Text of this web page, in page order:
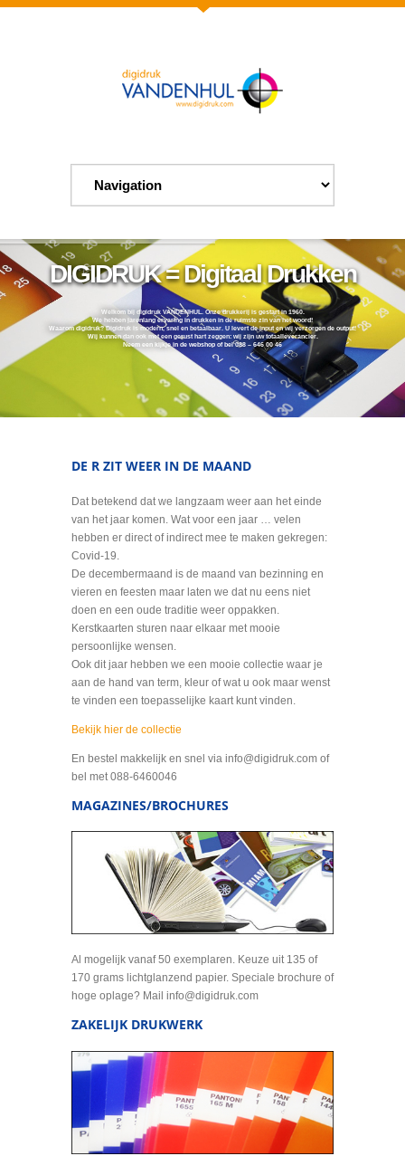
Welkom bij digidruk VANDENHUL. Onze drukkerij is gestart in 1960.
We hebben jarenlang ervaring in drukken in de ruimste zin van het woord!
Waarom digidruk? Digidruk is modern, snel en betaalbaar. U levert de input en wij verzorgen de output!
Wij kunnen dan ook met een gerust hart zeggen: wij zijn uw totaalleverancier.
Neem een kijkje in de webshop of bel 088 – 646 00 46
DIGIDRUK = Digitaal Drukken
DE R ZIT WEER IN DE MAAND
Dat betekend dat we langzaam weer aan het einde
van het jaar komen. Wat voor een jaar … velen
hebben er direct of indirect mee te maken gekregen:
Covid-19.
De decembermaand is de maand van bezinning en
vieren en feesten maar laten we dat nu eens niet
doen en een oude traditie weer oppakken.
Kerstkaarten sturen naar elkaar met mooie
persoonlijke wensen.
Ook dit jaar hebben we een mooie collectie waar je
aan de hand van term, kleur of wat u ook maar wenst
te vinden een toepasselijke kaart kunt vinden.
Bekijk hier de collectie
En bestel makkelijk en snel via info@digidruk.com of
bel met 088-6460046
MAGAZINES/BROCHURES
Al mogelijk vanaf 50 exemplaren. Keuze uit 135 of
170 grams lichtglanzend papier. Speciale brochure of
hoge oplage? Mail info@digidruk.com
ZAKELIJK DRUKWERK